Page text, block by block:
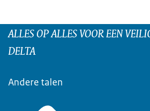
ALLES OP ALLES VOOR EEN
DELTA
Andere talen